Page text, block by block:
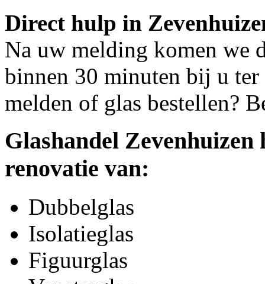
Direct hulp in
Na uw melding komen we
binnen 30 minuten bij u ter
melden of glas bestellen?
Glashandel
renovatie van:
Dubbelglas
Isolatieglas
Figuurglas